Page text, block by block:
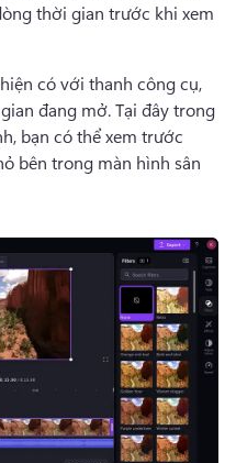
thời gian trước khi xem
có với thanh công cụ,
đang mở. Tại đây trong
bạn có thể xem trước
bên trong màn hình sân